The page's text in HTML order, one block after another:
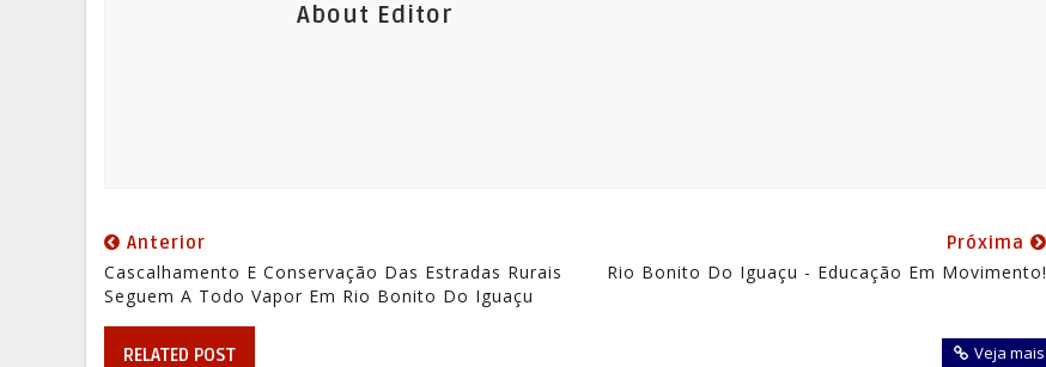
About Editor
Anterior
Cascalhamento E Conservação Das Estradas Rurais
Seguem A Todo Vapor Em Rio Bonito Do Iguaçu
Próxima
Rio Bonito Do Iguaçu - Educação Em Movimento!
RELATED POST Veja mais